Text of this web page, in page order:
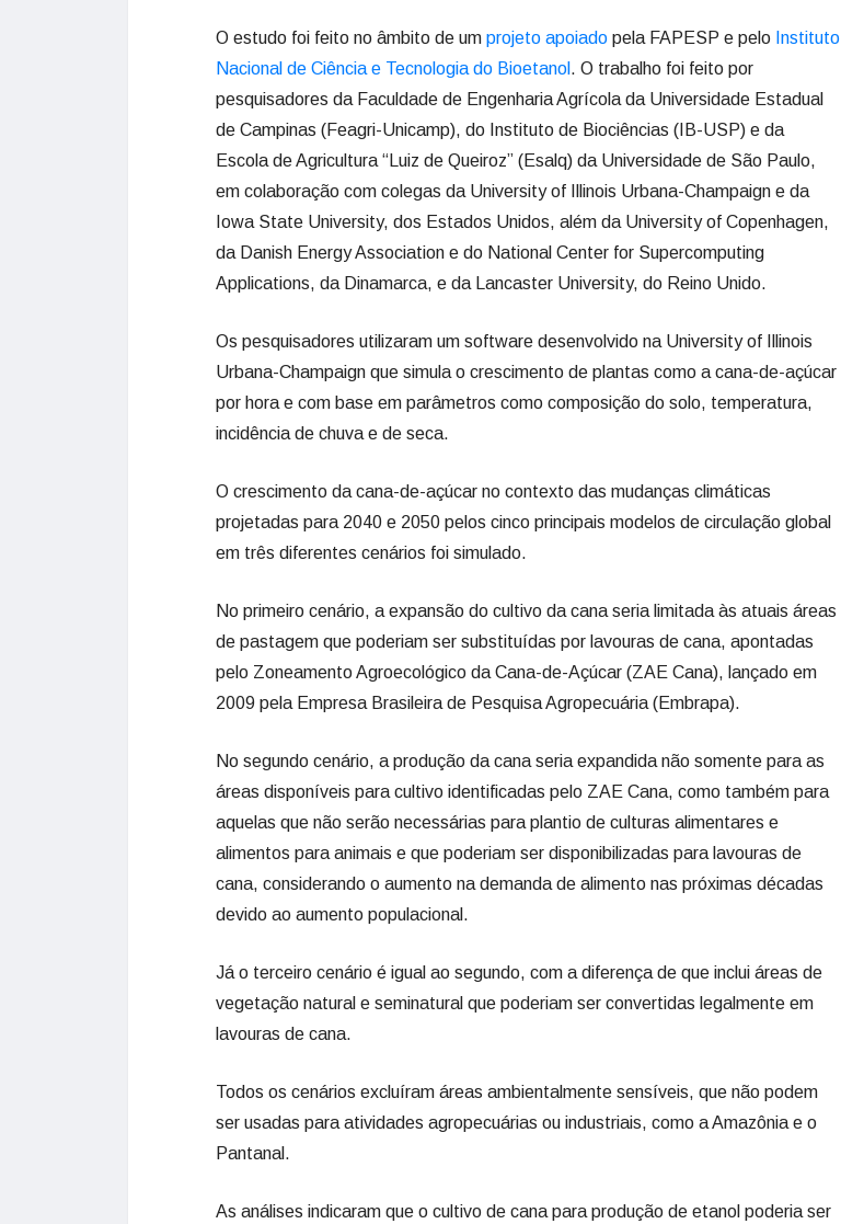
O estudo foi feito no âmbito de um projeto apoiado pela FAPESP e pelo Instituto
Nacional de Ciência e Tecnologia do Bioetanol . O trabalho foi feito por
pesquisadores da Faculdade de Engenharia Agrícola da Universidade Estadual
de Campinas (Feagri-Unicamp), do Instituto de Biociências (IB-USP) e da
Escola de Agricultura “Luiz de Queiroz” (Esalq) da Universidade de São Paulo,
em colaboração com colegas da University of Illinois Urbana-Champaign e da
Iowa State University, dos Estados Unidos, além da University of Copenhagen,
da Danish Energy Association e do National Center for Supercomputing
Applications, da Dinamarca, e da Lancaster University, do Reino Unido.
Os pesquisadores utilizaram um software desenvolvido na University of Illinois
Urbana-Champaign que simula o crescimento de plantas como a cana-de-açúcar
por hora e com base em parâmetros como composição do solo, temperatura,
incidência de chuva e de seca.
O crescimento da cana-de-açúcar no contexto das mudanças climáticas
projetadas para 2040 e 2050 pelos cinco principais modelos de circulação global
em três diferentes cenários foi simulado.
No primeiro cenário, a expansão do cultivo da cana seria limitada às atuais áreas
de pastagem que poderiam ser substituídas por lavouras de cana, apontadas
pelo Zoneamento Agroecológico da Cana-de-Açúcar (ZAE Cana), lançado em
2009 pela Empresa Brasileira de Pesquisa Agropecuária (Embrapa).
No segundo cenário, a produção da cana seria expandida não somente para as
áreas disponíveis para cultivo identificadas pelo ZAE Cana, como também para
aquelas que não serão necessárias para plantio de culturas alimentares e
alimentos para animais e que poderiam ser disponibilizadas para lavouras de
cana, considerando o aumento na demanda de alimento nas próximas décadas
devido ao aumento populacional.
Já o terceiro cenário é igual ao segundo, com a diferença de que inclui áreas de
vegetação natural e seminatural que poderiam ser convertidas legalmente em
lavouras de cana.
Todos os cenários excluíram áreas ambientalmente sensíveis, que não podem
ser usadas para atividades agropecuárias ou industriais, como a Amazônia e o
Pantanal.
As análises indicaram que o cultivo de cana para produção de etanol poderia ser